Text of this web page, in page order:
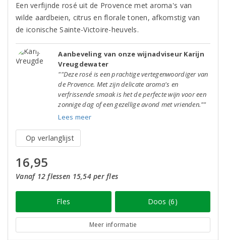
Een verfijnde rosé uit de Provence met aroma's van
wilde aardbeien, citrus en florale tonen, afkomstig van
de iconische Sainte-Victoire-heuvels.
Aanbeveling van onze wijnadviseur Karijn
Vreugdewater
""Deze rosé is een prachtige vertegenwoordiger van
de Provence. Met zijn delicate aroma's en
verfrissende smaak is het de perfecte wijn voor een
zonnige dag of een gezellige avond met vrienden.""
Lees meer
Op verlanglijst
16,95
Vanaf 12 flessen 15,54 per fles
Fles Doos (6)
Meer informatie